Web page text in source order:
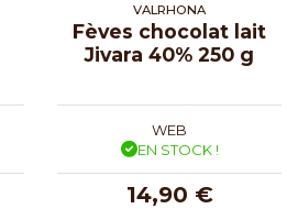
VALRHONA
Fèves chocolat lait
Jivara 40% 250 g
WEB
EN STOCK !
14,90 €